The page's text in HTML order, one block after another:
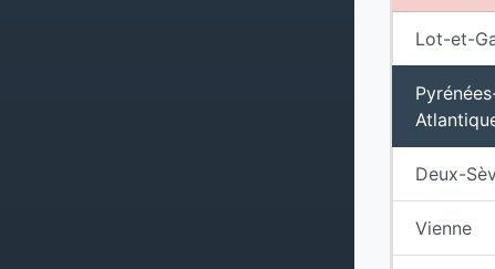
Lot-et-
Deux-
Vienne